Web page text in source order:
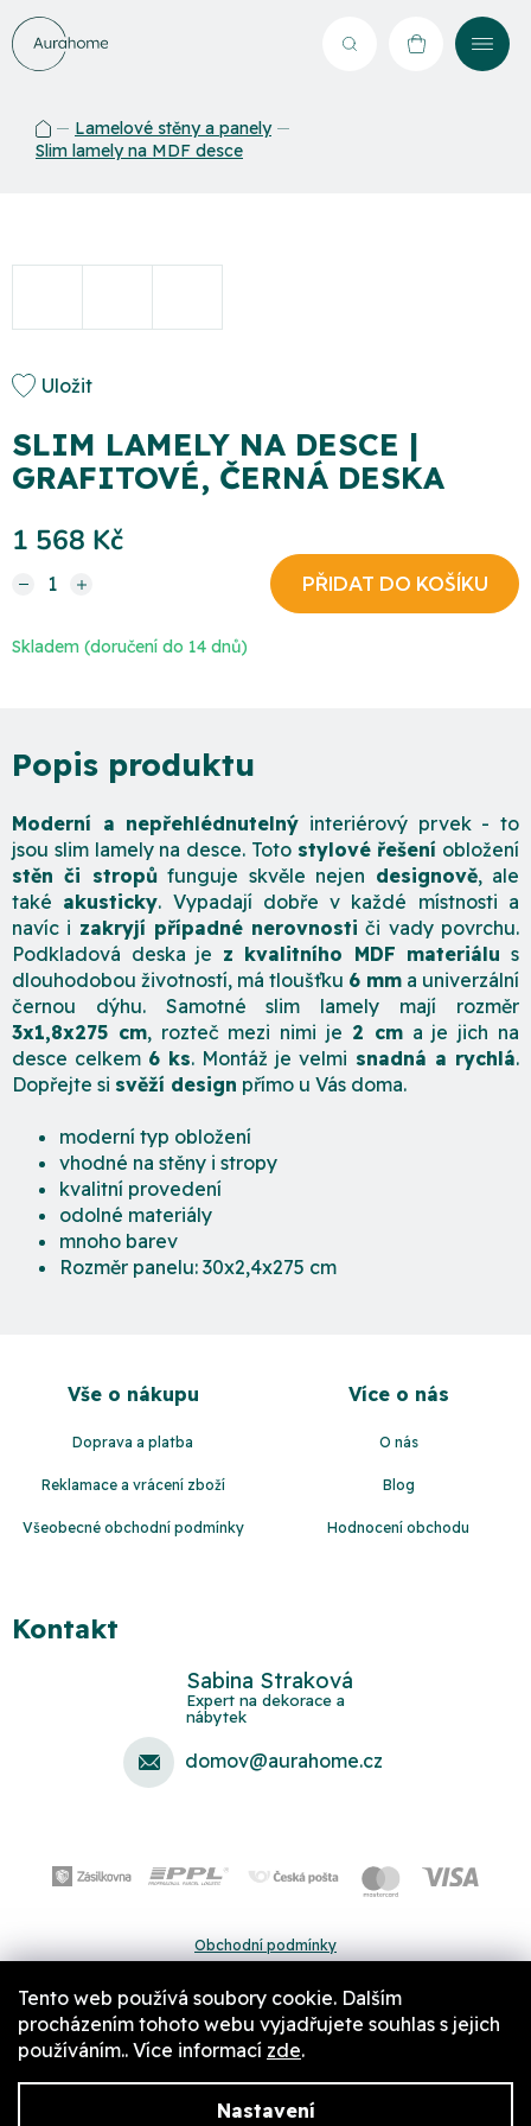
Tento web používá soubory cookie. Dalším
procházením tohoto webu vyjadřujete souhlas s jejich
používáním.. Více informací zde.
Nastavení
Přejít
na
obsah
Hledat NÁKUPNÍ
Domů
Lamelové stěny a panely
Slim lamely na MDF desce
SLIM LAMELY NA DESCE |
GRAFITOVÉ, ČERNÁ DESKA
Uložit
Skladem (doručení do 14 dnů)
1 568 Kč
Moderní a nepřehlédnutelný interiérový prvek - to
jsou slim lamely na desce. Toto stylové řešení obložení
stěn či stropůfunguje skvěle nejen designově, ale
také akusticky. Vypadají dobře v každé místnosti a
navíc i zakryjí případné nerovnosti či vady povrchu.
Podkladová deska je z kvalitního MDF materiálu s
dlouhodobou životností, má tloušťku 6 mm a univerzální
černou dýhu. Samotné slim lamely mají rozměr
3x1,8x275 cm, rozteč mezi nimi je 2 cma je jich na
desce celkem 6 ks. Montáž je velmi snadná a rychlá.
Dopřejte si svěží design přímo u Vás doma.
moderní typ obložení
vhodné na stěny i stropy
kvalitní provedení
odolné materiály
mnoho barev
Rozměr panelu: 30x2,4x275 cm
Vše o nákupu
Doprava a platba
Reklamace a vrácení zboží
Všeobecné obchodní podmínky
Více o nás
O nás
Blog
Hodnocení obchodu
Kontakt
Sabina Straková
domov@aurahome.cz
Obchodní podmínky
Pravidla a nastavení cookies